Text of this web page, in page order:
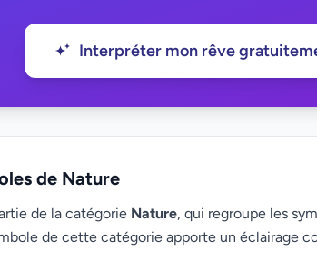
Interpréter mon rêve
de Nature
de la catégorie Nature, qui regroupe les
de cette catégorie apporte un éclairage